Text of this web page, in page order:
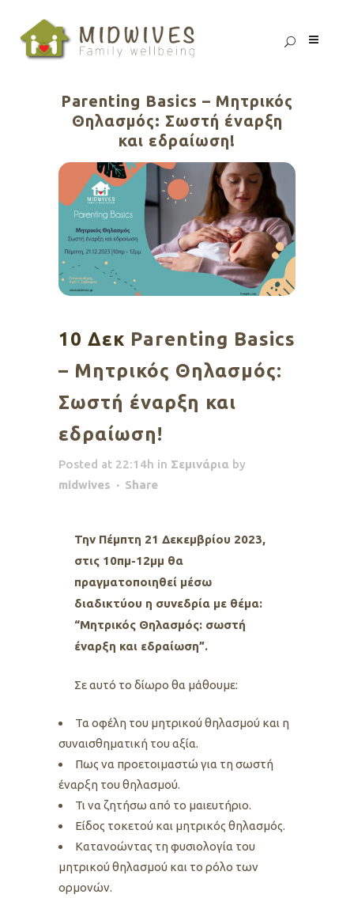
Parenting Basics – Μητρικός
Θηλασμός: Σωστή έναρξη
και εδραίωση!
10 Δεκ Parenting Basics
– Μητρικός Θηλασμός:
Σωστή έναρξη και
εδραίωση!
Posted at 22:14h in Σεμινάρια by
midwives
Share
Την Πέμπτη 21 Δεκεμβρίου 2023,
στις 10πμ-12μμ θα
πραγματοποιηθεί μέσω
διαδικτύου η συνεδρία με θέμα:
“Μητρικός Θηλασμός: σωστή
έναρξη και εδραίωση”.
Σε αυτό το δίωρο θα μάθουμε:
Τα οφέλη του μητρικού θηλασμού και η
συναισθηματική του αξία.
Πως να προετοιμαστώ για τη σωστή
έναρξη του θηλασμού.
Τι να ζητήσω από το μαιευτήριο.
Είδος τοκετού και μητρικός θηλασμός.
Κατανοώντας τη φυσιολογία του
μητρικού θηλασμού και το ρόλο των
ορμονών.